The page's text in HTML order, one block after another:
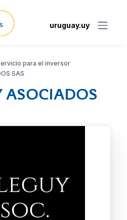
uruguay.uy
para el inversor
SAS
ASOCIADOS